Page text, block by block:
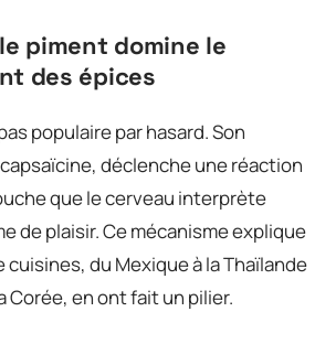
piment domine le
des épices
populaire par hasard. Son
déclenche une réaction
que le cerveau interprète
de plaisir. Ce mécanisme explique
du Mexique à la Thaïlande
Corée, en ont fait un pilier.